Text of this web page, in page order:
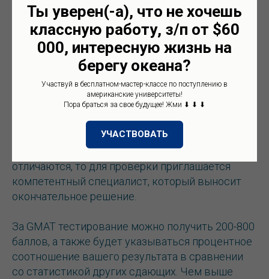
Получение результатов GMAT экзамена
Результаты экзамена придут в виде письма на
указанную электронную почту, а позже будет
выслан печатный вариант документа.
Результатов придется ждать от 14 до 30 дней.
Все тесты проверяет компьютер, а эссе –
преподаватель и компьютер, при этом
выставляя каждый свой балл. Если баллы
отличаются, то для проверки приглашается
компетентный специалист, который выносит
окончательное решение.
За GMAT тестирование можно получить 200-800
баллов, а также будет указываться процентное
соотношение вашего результата в сравнении
со статистикой других сдающих. Чем выше
Ты уверен(-а), что не хочешь
классную работу, з/п от $60
000, интересную жизнь на
берегу океана?
Участвуй в бесплатном-мастер-классе по поступлению в
американские университеты!
Пора браться за свое будущее! Жми ⬇ ⬇ ⬇
УЧАСТВОВАТЬ